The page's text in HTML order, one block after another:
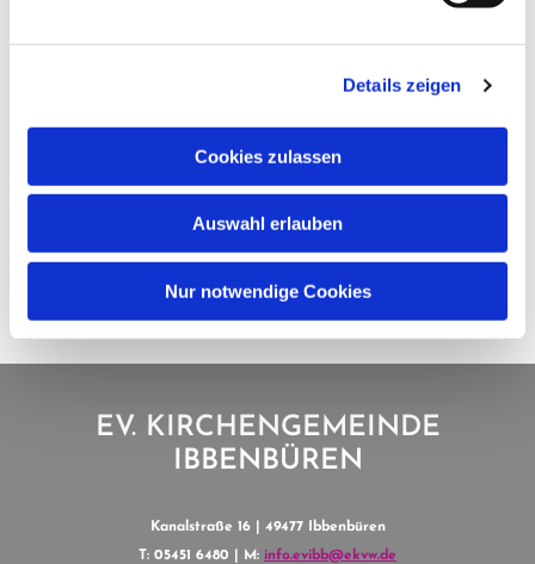
Details zeigen
Cookies zulassen
Auswahl erlauben
Nur notwendige Cookies
EV. KIRCHENGEMEINDE
IBBENBÜREN
Kanalstraße 16 | 49477 Ibbenbüren
T: 05451 6480 | M: info.evibb@ekvw.de